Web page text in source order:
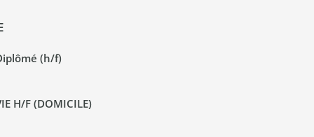
(h/f)
H/F (DOMICILE)